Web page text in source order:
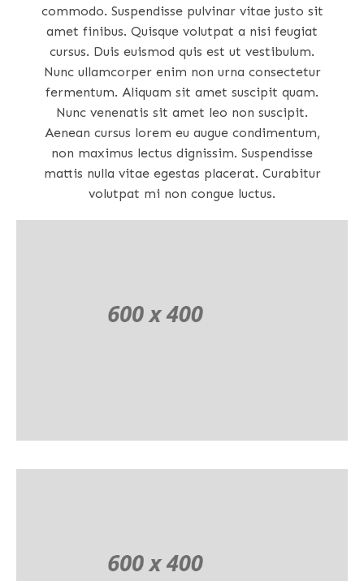
commodo. Suspendisse pulvinar vitae justo sit
amet finibus. Quisque volutpat a nisi feugiat
cursus. Duis euismod quis est ut vestibulum.
Nunc ullamcorper enim non urna consectetur
fermentum. Aliquam sit amet suscipit quam.
Nunc venenatis sit amet leo non suscipit.
Aenean cursus lorem eu augue condimentum,
non maximus lectus dignissim. Suspendisse
mattis nulla vitae egestas placerat. Curabitur
volutpat mi non congue luctus.